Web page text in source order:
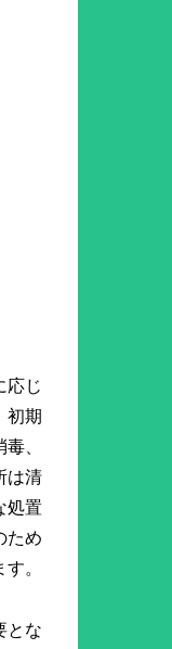
応じ
初期
、
は清
処置
ため
。
とな